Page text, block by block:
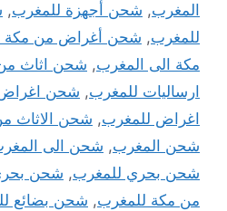
المغرب, شحن أجهزة للمغرب,
للمغرب, شحن أغراض من مكة
مكة الى المغرب, شحن اثاث
ارساليات للمغرب, شحن اغراض
اغراض للمغرب, شحن الاثاث
شحن المغرب, شحن الى
شحن بحري للمغرب, شحن
من مكة للمغرب, شحن بضائع